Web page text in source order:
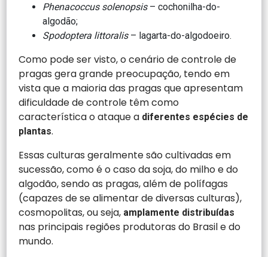
Phenacoccus solenopsis– cochonilha-do-
algodão;
Spodoptera littoralis– lagarta-do-algodoeiro.
Como pode ser visto, o cenário de controle de
pragas gera grande preocupação, tendo em
vista que a maioria das pragas que apresentam
dificuldade de controle têm como
característica o ataque a diferentes espécies de
plantas.
Essas culturas geralmente são cultivadas em
sucessão, como é o caso da soja, do milho e do
algodão, sendo as pragas, além de polífagas
(capazes de se alimentar de diversas culturas),
cosmopolitas, ou seja, amplamente distribuídas
nas principais regiões produtoras do Brasil e do
mundo.